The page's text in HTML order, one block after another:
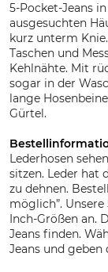
5-Pocket-Jeans
ausgesuchten
kurz unterm
Taschen und
Kehlnähte. Mit
sogar in der
lange
Gürtel.
Lederhosen
sitzen. Leder hat
zu dehnen.
möglich”.
Inch-Größen an.
Jeans finden.
Jeans und geben